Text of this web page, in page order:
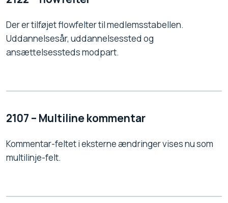
Der er tilføjet flowfelter til medlemsstabellen.
Uddannelsesår, uddannelsessted og
ansættelsessteds modpart.
2107 – Multiline kommentar
Kommentar-feltet i eksterne ændringer vises nu som
multilinje-felt.